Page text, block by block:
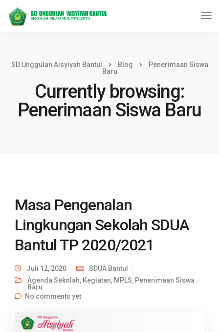
SD Unggulan Aisyiyah Bantul Blog
Penerimaan Siswa
Baru
Currently browsing:
Penerimaan Siswa Baru
Masa Pengenalan
Lingkungan Sekolah SDUA
Bantul TP 2020/2021
Juli 12, 2020
SDUA Bantul
Agenda Sekolah, Kegiatan, MPLS, Penerimaan Siswa
Baru
No comments yet